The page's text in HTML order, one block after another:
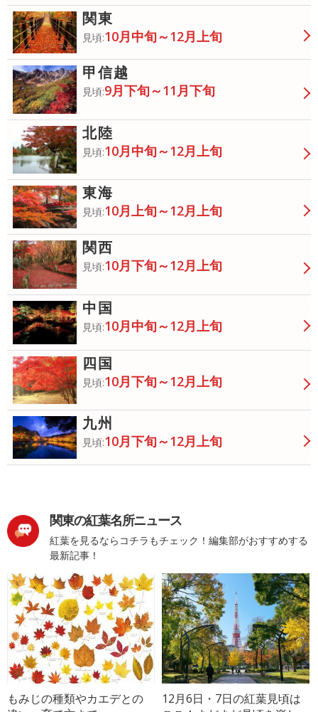
関東
見頃:10月中旬～12月上旬
甲信越
見頃:9月下旬～11月下旬
北陸
見頃:10月中旬～12月上旬
東海
見頃:10月上旬～12月上旬
関西
見頃:10月下旬～12月上旬
中国
見頃:10月中旬～12月上旬
四国
見頃:10月下旬～12月上旬
九州
見頃:10月下旬～12月上旬
関東の紅葉名所ニュース
紅葉を見るならコチラもチェック！編集部がおすすめする
最新記事！
もみじの種類やカエデとの
12月6日・7日の紅葉見頃は